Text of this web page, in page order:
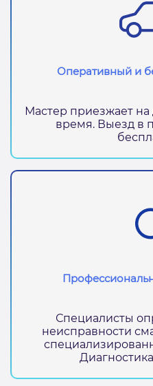
Оперативный и
Мастер приезжает
время. Выезд в
Специалисты
неисправности